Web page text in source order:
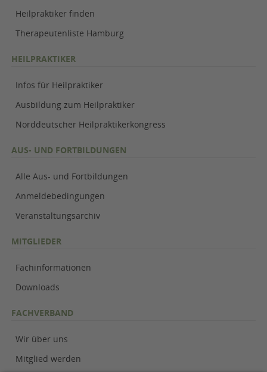
Heilpraktiker finden
Therapeutenliste Hamburg
HEILPRAKTIKER
Infos für Heilpraktiker
Ausbildung zum Heilpraktiker
Norddeutscher Heilpraktikerkongress
AUS- UND FORTBILDUNGEN
Alle Aus- und Fortbildungen
Anmeldebedingungen
Veranstaltungsarchiv
MITGLIEDER
Fachinformationen
Downloads
FACHVERBAND
Wir über uns
Mitglied werden